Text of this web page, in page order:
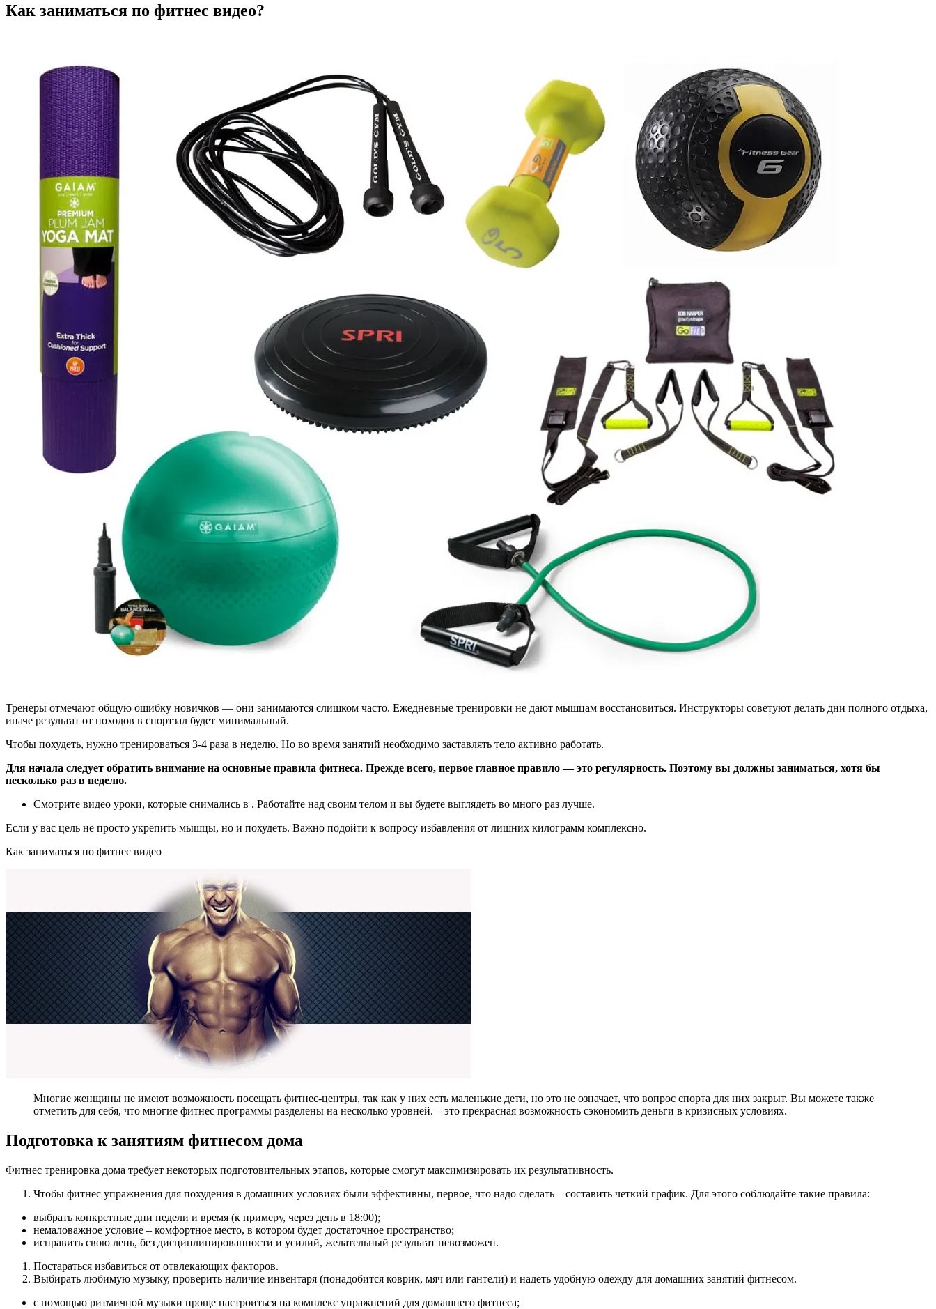
Как заниматься по фитнес видео?
Тренеры отмечают общую ошибку новичков — они занимаются слишком часто. Ежедневные тренировки не дают мышцам восстановиться. Инструкторы советуют делать дни полного отдыха,
иначе результат от походов в спортзал будет минимальный.
Чтобы похудеть, нужно тренироваться 3-4 раза в неделю. Но во время занятий необходимо заставлять тело активно работать.
Для начала следует обратить внимание на основные правила фитнеса. Прежде всего, первое главное правило — это регулярность. Поэтому вы должны заниматься, хотя бы
несколько раз в неделю.
Смотрите видео уроки, которые снимались в . Работайте над своим телом и вы будете выглядеть во много раз лучше.
Если у вас цель не просто укрепить мышцы, но и похудеть. Важно подойти к вопросу избавления от лишних килограмм комплексно.
Как заниматься по фитнес видео
Многие женщины не имеют возможность посещать фитнес-центры, так как у них есть маленькие дети, но это не означает, что вопрос спорта для них закрыт. Вы можете также
отметить для себя, что многие фитнес программы разделены на несколько уровней. – это прекрасная возможность сэкономить деньги в кризисных условиях.
Подготовка к занятиям фитнесом дома
Фитнес тренировка дома требует некоторых подготовительных этапов, которые смогут максимизировать их результативность.
Чтобы фитнес упражнения для похудения в домашних условиях были эффективны, первое, что надо сделать – составить четкий график. Для этого соблюдайте такие правила:
выбрать конкретные дни недели и время (к примеру, через день в 18:00);
немаловажное условие – комфортное место, в котором будет достаточное пространство;
исправить свою лень, без дисциплинированности и усилий, желательный результат невозможен.
Постараться избавиться от отвлекающих факторов.
Выбирать любимую музыку, проверить наличие инвентаря (понадобится коврик, мяч или гантели) и надеть удобную одежду для домашних занятий фитнесом.
с помощью ритмичной музыки проще настроиться на комплекс упражнений для домашнего фитнеса;